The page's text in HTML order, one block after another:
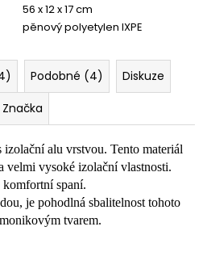
56 x 12 x 17 cm
pěnový polyetylen IXPE
Podobné (4)
Diskuze
Značka
alu vrstvou. Tento materiál
velmi vysoké izolační vlastnosti.
komfortní spaní.
je pohodlná sbalitelnost tohoto
tvarem.